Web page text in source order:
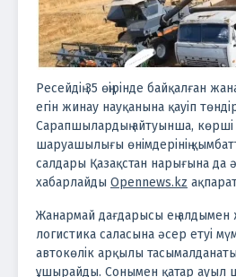
Ресейдің 35 өңірінде байқалған
егін жинау науқанына қауіп
Сарапшылардың айтуынша, көрші
шаруашылығы өнімдерінің
салдары Қазақстан нарығына да
хабарлайды Оpennews.kz
Жанармай дағдарысы ең
логистика саласына әсер етуі
автокөлік арқылы
ұшырайды. Сонымен қатар ауыл